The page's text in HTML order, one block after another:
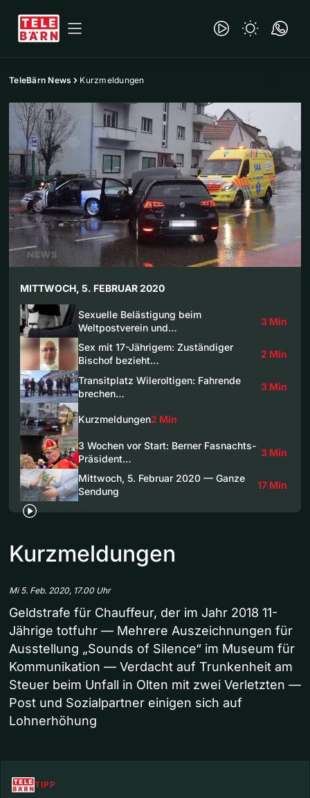
TeleBärn News Kurzmeldungen
MITTWOCH, 5. FEBRUAR 2020
Sexuelle Belästigung beim
Weltpostverein und…
3 Min
Sex mit 17-Jährigem: Zuständiger
Bischof bezieht…
2 Min
Transitplatz Wileroltigen: Fahrende
brechen…
3 Min
Kurzmeldungen2 Min
3 Wochen vor Start: Berner Fasnachts-
Präsident…
3 Min
Mittwoch, 5. Februar 2020 — Ganze
Sendung
17 Min
Kurzmeldungen
Mi 5. Feb. 2020, 17.00 Uhr
Geldstrafe für Chauffeur, der im Jahr 2018 11-
Jährige totfuhr — Mehrere Auszeichnungen für
Ausstellung „Sounds of Silence“ im Museum für
Kommunikation — Verdacht auf Trunkenheit am
Steuer beim Unfall in Olten mit zwei Verletzten —
Post und Sozialpartner einigen sich auf
Lohnerhöhung
TIPP